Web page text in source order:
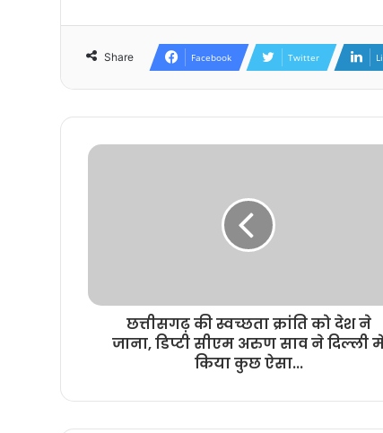
Share Facebook Twitter
छत्तीसगढ़ की स्वच्छता क्रांति को देश ने
जाना, डिप्टी सीएम अरुण साव ने दिल्ली
किया कुछ ऐसा...